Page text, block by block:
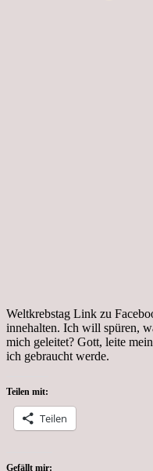
Weltkrebstag Link zu
innehalten. Ich will spüren,
mich geleitet? Gott, leite
ich gebraucht werde.
Teilen mit:
Teilen
Gefällt mir: